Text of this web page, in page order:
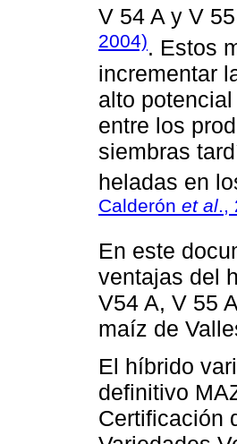
V 54 A y V
2004). Estos
incrementar
alto
entre los
siembras
heladas en
Calderón et al.,
En este
ventajas del
V54 A, V 55
maíz de
El híbrido
definitivo
Certificación